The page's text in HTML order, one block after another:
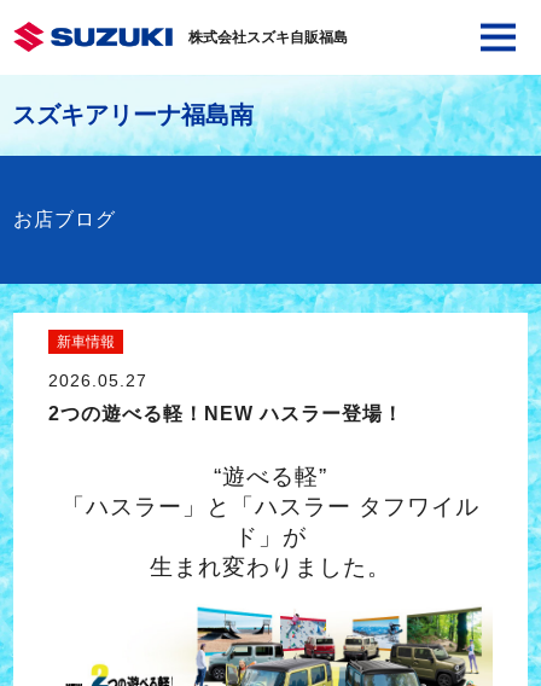
株式会社スズキ自販福島
スズキアリーナ福島南
お店ブログ
新車情報
2026.05.27
2つの遊べる軽！NEW ハスラー登場！
“遊べる軽”
「ハスラー」と「ハスラー タフワイル
ド」が
生まれ変わりました。